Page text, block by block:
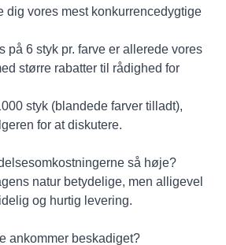
dig vores mest konkurrencedygtige
på 6 styk pr. farve er allerede vores
større rabatter til rådighed for
styk (blandede farver tilladt),
for at diskutere.
så høje?
natur betydelige, men alligevel
og hurtig levering.
ankommer beskadiget?